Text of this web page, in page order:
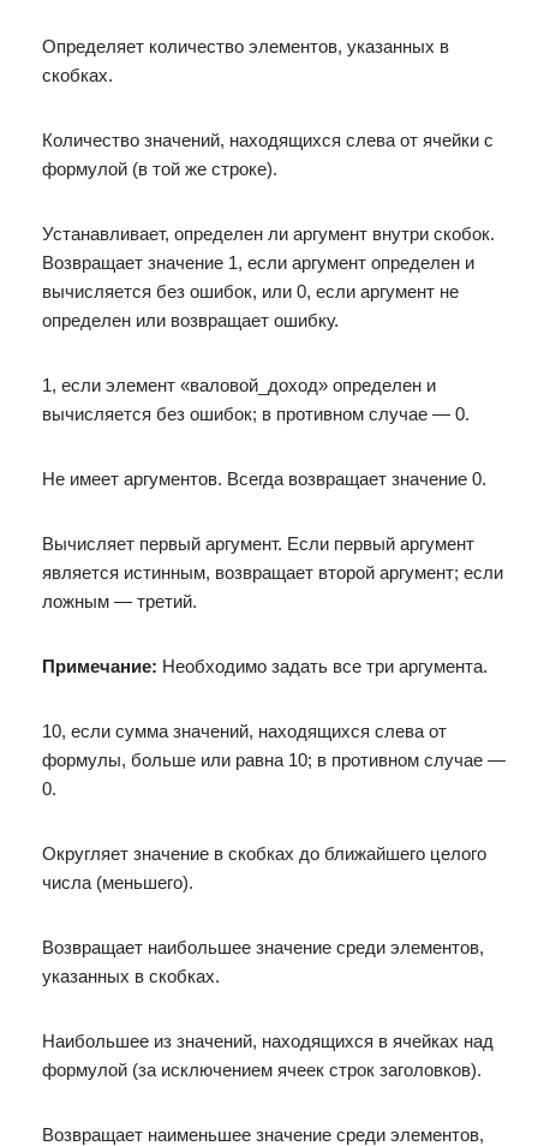
Определяет количество элементов, указанных в
скобках.
Количество значений, находящихся слева от ячейки с
формулой (в той же строке).
Устанавливает, определен ли аргумент внутри скобок.
Возвращает значение 1, если аргумент определен и
вычисляется без ошибок, или 0, если аргумент не
определен или возвращает ошибку.
1, если элемент «валовой_доход» определен и
вычисляется без ошибок; в противном случае — 0.
Не имеет аргументов. Всегда возвращает значение 0.
Вычисляет первый аргумент. Если первый аргумент
является истинным, возвращает второй аргумент; если
ложным — третий.
Примечание: Необходимо задать все три аргумента.
10, если сумма значений, находящихся слева от
формулы, больше или равна 10; в противном случае —
0.
Округляет значение в скобках до ближайшего целого
числа (меньшего).
Возвращает наибольшее значение среди элементов,
указанных в скобках.
Наибольшее из значений, находящихся в ячейках над
формулой (за исключением ячеек строк заголовков).
Возвращает наименьшее значение среди элементов,